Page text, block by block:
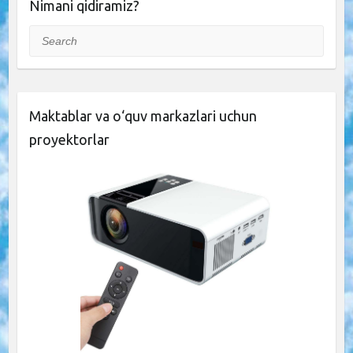
Nimani qidiramiz?
Search
Maktablar va o‘quv markazlari uchun
proyektorlar